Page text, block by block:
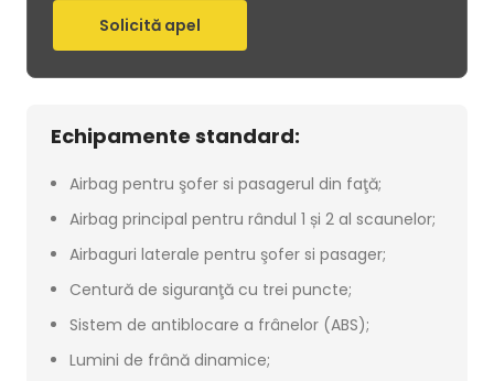
Echipamente standard:
Airbag pentru şofer si pasagerul din faţă;
Airbag principal pentru rândul 1 și 2 al scaunelor;
Airbaguri laterale pentru şofer si pasager;
Centură de siguranţă cu trei puncte;
Sistem de antiblocare a frânelor (ABS);
Lumini de frână dinamice;